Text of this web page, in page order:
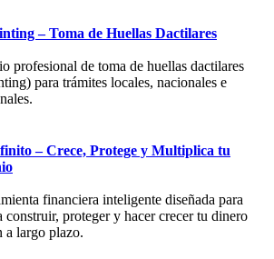
– Toma de Huellas Dactilares
profesional de toma de huellas dactilares
para trámites locales, nacionales e
– Crece, Protege y Multiplica tu
financiera inteligente diseñada para
construir, proteger y hacer crecer tu dinero
a largo plazo.